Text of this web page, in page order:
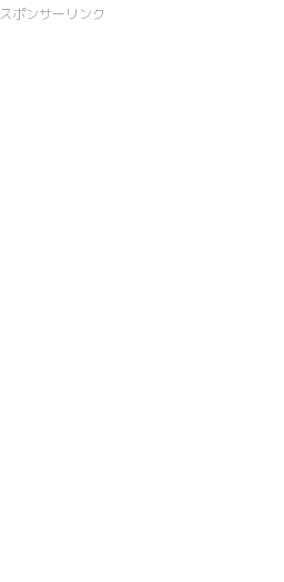
スポンサーリンク